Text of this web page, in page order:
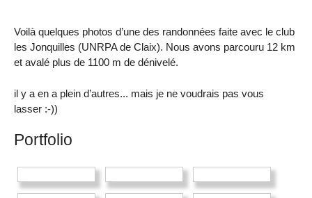
Voilà quelques photos d’une des randonnées faite avec le club
les Jonquilles (UNRPA de Claix). Nous avons parcouru 12 km
et avalé plus de 1100 m de dénivelé.
il y a en a plein d’autres... mais je ne voudrais pas vous
lasser :-))
Portfolio